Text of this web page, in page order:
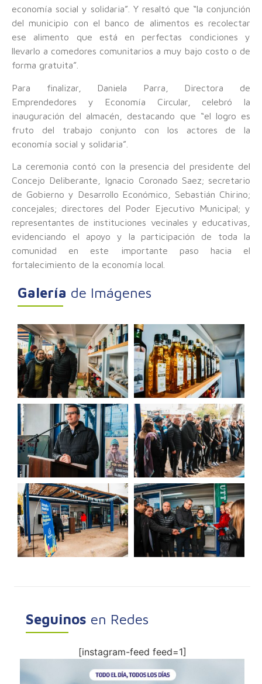
economía social y solidaria”. Y resaltó que “la conjunción
del municipio con el banco de alimentos es recolectar
ese alimento que está en perfectas condiciones y
llevarlo a comedores comunitarios a muy bajo costo o de
forma gratuita”.
Para finalizar, Daniela Parra, Directora de
Emprendedores y Economía Circular, celebró la
inauguración del almacén, destacando que “el logro es
fruto del trabajo conjunto con los actores de la
economía social y solidaria”.
La ceremonia contó con la presencia del presidente del
Concejo Deliberante, Ignacio Coronado Saez; secretario
de Gobierno y Desarrollo Económico, Sebastián Chirino;
concejales; directores del Poder Ejecutivo Municipal; y
representantes de instituciones vecinales y educativas,
evidenciando el apoyo y la participación de toda la
comunidad en este importante paso hacia el
fortalecimiento de la economía local.
Galería de Imágenes
Seguinos en Redes
[instagram-feed feed=1]